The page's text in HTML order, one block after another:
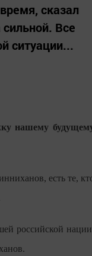
сказал
Все
ситуации...
нашему
есть те,
российской